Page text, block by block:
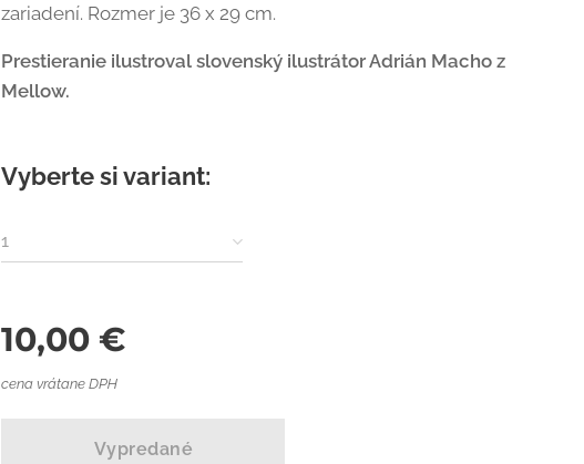
zariadení. Rozmer je 36 x 29 cm.
Prestieranie ilustroval slovenský ilustrátor Adrián Macho z
Mellow.
Vyberte si variant:
1
10,00 €
cena vrátane DPH
Vypredané